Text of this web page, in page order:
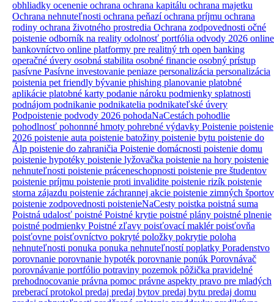
obhliadky ocenenie ochrana ochrana kapitálu ochrana majetku
Ochrana nehnuteľnosti ochrana peňazíochrana príjmu ochrana
rodiny ochrana životného prostredia Ochrana zodpovednosti očné
poistenie odborník na reality odolnosť portfólia odvody 2026 online
bankovníctvo online platformy pre realitný trh open banking
operačné úvery osobná stabilita osobné financie osobný prístup
pasívne Pasívne investovanie peniaze personalizácia personalizácia
poistenia pet friendly bývanie phishing planovanie platobné
aplikácie platobné karty podanie nároku podmienky splatnosti
podnájom podnikanie podnikatelia podnikateľské úvery
Podpoistenie podvody 2026 pohodaNaCestách pohodlie
pohodlnosť pohonnné hmoty pohrebné výdavky Poistenie poistenie
2026 poistenie auta poistenie batožiny poistenie bytu poistenie do
Álp poistenie do zahraničia Poistenie domácnosti poistenie domu
poistenie hypotéky poistenie lyžovačka poistenie na hory poistenie
nehnuteľnosti poistenie práceneschopnosti poistenie pre študentov
poistenie príjmu poistenie proti invalidite poistenie rizík poistenie
storna zájazdu poistenie záchrannej akcie poistenie zimných športov
poistenie zodpovednosti poistenieNaCesty poistka poistná suma
Poistná udalosť poistné Poistné krytie poistné plány poistné plnenie
poistné podmienky Poistné zľavy poisťovací maklérpoisťovňa
poisťovne poisťovníctvo pokryté položky pokrytie poloha
nehnuteľnosti ponuka ponuka nehnuteľnostípoplatky Poradenstvo
porovnanie porovnanie hypoték porovnanie ponúk Porovnávač
porovnávanie portfólio potraviny pozemok pôžička pravidelné
prehodnocovanie právna pomoc právne aspekty pravo pre mladých
preberací protokol predaj predaj bytov predaj bytu predaj domu